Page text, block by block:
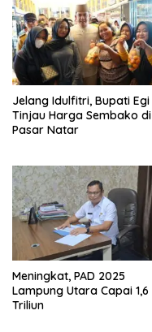
Jelang Idulfitri, Bupati Egi
Tinjau Harga Sembako di
Pasar Natar
Meningkat, PAD 2025
Lampung Utara Capai 1,6
Triliun